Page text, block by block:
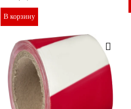
В корзину